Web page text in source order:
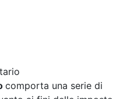
comporta una serie di